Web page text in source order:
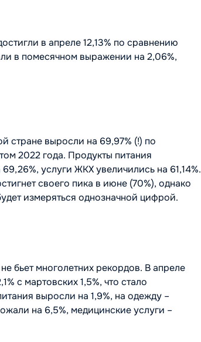
в апреле 12,13% по сравнению
в помесячном выражении на 2,06%,
стране выросли на 69,97% (!) по
2022 года. Продукты питания
услуги ЖКХ увеличились на 61,14%.
своего пика в июне (70%), однако
измеряться однозначной цифрой.
бьет многолетних рекордов. В апреле
с мартовских 1,5%, что стало
выросли на 1,9%, на одежду –
на 6,5%, медицинские услуги –